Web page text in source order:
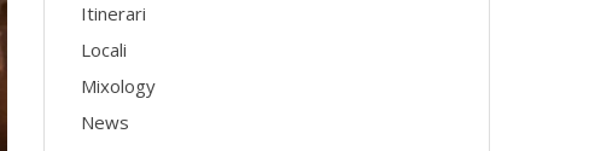
Itinerari
Locali
Mixology
News